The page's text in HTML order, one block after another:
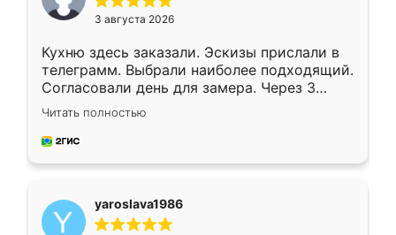
3 августа 2026
Кухню здесь заказали. Эскизы прислали в
телеграмм. Выбрали наиболее подходящий.
Согласовали день для замера. Через 3
недели кухня была уже готова. Остались
довольны работой. Спасибо Ренессанс
мебель за качественную работу!
Читать полностью
yaroslava1986